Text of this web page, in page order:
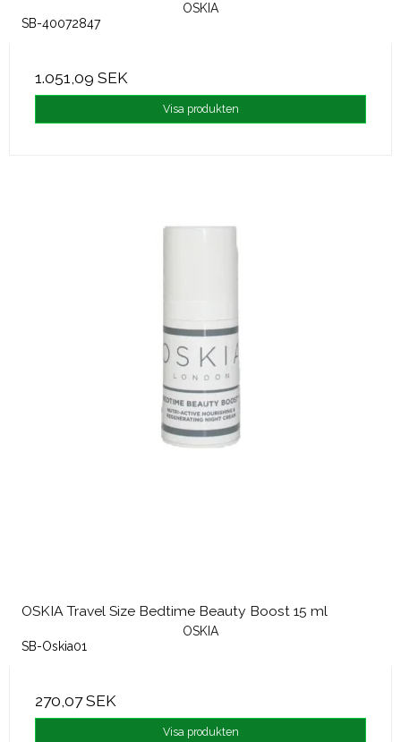
OSKIA
SB-40072847
1.051,09 SEK
Visa produkten
OSKIA Travel Size Bedtime Beauty Boost 15 ml
OSKIA
SB-Oskia01
270,07 SEK
Visa produkten